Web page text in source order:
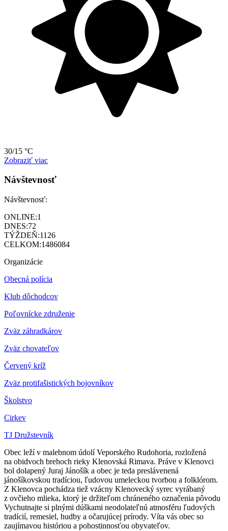
30/15 °C
Zobraziť viac
Návštevnosť
Návštevnosť:
ONLINE:1
DNES:72
TÝŽDEŇ:1126
CELKOM:1486084
Organizácie
Obecná polícia
Klub dôchodcov
Poľovnícke združenie
Zväz záhradkárov
Zväz chovateľov
Červený kríž
Zväz protifašistických bojovníkov
Školstvo
Cirkev
TJ Družstevník
Obec leží v malebnom údolí Veporského Rudohoria, rozložená
na obidvoch brehoch rieky Klenovská Rimava. Práve v Klenovci
bol dolapený Juraj Jánošík a obec je teda preslávenená
jánošíkovskou tradíciou, ľudovou umeleckou tvorbou a folklórom.
Z Klenovca pochádza tiež vzácny Klenovecký syrec vyrábaný
z ovčieho mlieka, ktorý je držiteľom chráneného označenia pôvodu
Vychutnajte si plnými dúškami neodolateľnú atmosféru ľudových
tradícií, remesiel, hudby a očarujúcej prírody. Víta vás obec so
zaujímavou históriou a pohostinnosťou obyvateľov.